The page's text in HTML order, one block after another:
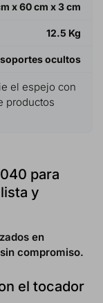
x 60 cm x 3 cm
12.5 Kg
ocultos
el espejo con
productos
para
y
en
compromiso.
el tocador